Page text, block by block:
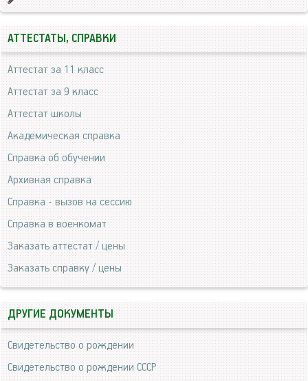
АТТЕСТАТЫ, СПРАВКИ
Аттестат за 11 класс
Аттестат за 9 класс
Аттестат школы
Академическая справка
Справка об обучении
Архивная справка
Справка - вызов на сессию
Справка в военкомат
Заказать аттестат / цены
Заказать справку / цены
ДРУГИЕ ДОКУМЕНТЫ
Свидетельство о рождении
Свидетельство о рождении СССР